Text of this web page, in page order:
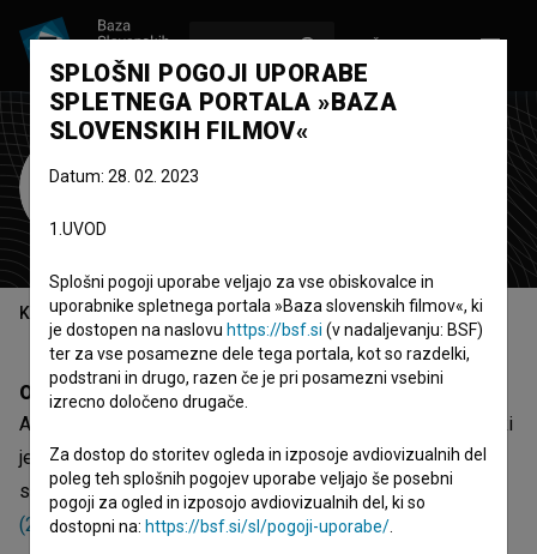
ALTRX Film
Kazalo
Opis
ALTRX Film je slovenska organizacija - produkcijska hiša, ki
je bila udeležena pri 8 projektih. Med najodmevnejše
spadajoOstanki (2021),Dekonstrukcija (2023)inZavetje
(2024).
SPLOŠNI POGOJI UPORABE
SPLETNEGA PORTALA »BAZA
SLOVENSKIH FILMOV«
Datum: 28. 02. 2023
1.UVOD
Splošni pogoji uporabe veljajo za vse obiskovalce in
uporabnike spletnega portala »Baza slovenskih filmov«, ki
je dostopen na naslovu https://bsf.si (v nadaljevanju: BSF)
ter za vse posamezne dele tega portala, kot so razdelki,
podstrani in drugo, razen če je pri posamezni vsebini
izrecno določeno drugače.
Za dostop do storitev ogleda in izposoje avdiovizualnih del
poleg teh splošnih pogojev uporabe veljajo še posebni
pogoji za ogled in izposojo avdiovizualnih del, ki so
dostopni na: https://bsf.si/sl/pogoji-uporabe/